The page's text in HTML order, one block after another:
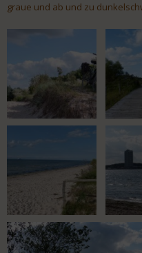
graue und ab und zu